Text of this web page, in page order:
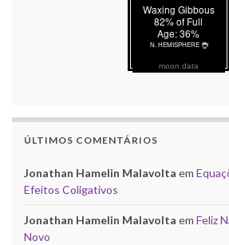
moon data
ÚLTIMOS COMENTÁRIOS
Jonathan Hamelin Malavolta em
Efeitos Coligativos
Jonathan Hamelin Malavolta em Feliz
Novo